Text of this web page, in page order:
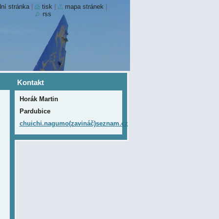
Kontakt
Horák Martin
Pardubice
chuichi.nagumo(zavináč)seznam.cz
stránka tisk mapa stránek
rss